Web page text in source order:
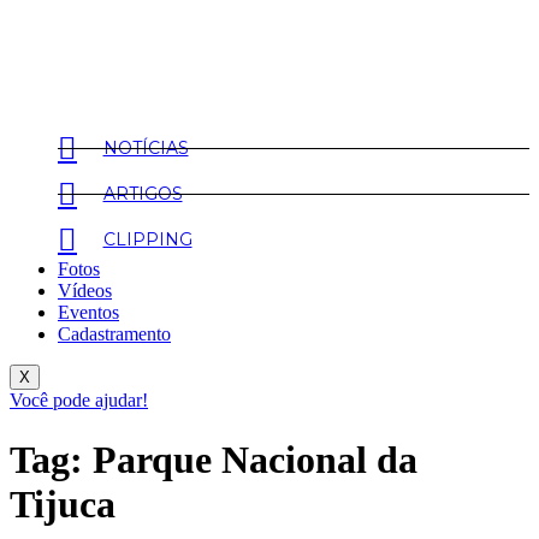
NOTÍCIAS
ARTIGOS
CLIPPING
Fotos
Vídeos
Eventos
Cadastramento
X
Você pode ajudar!
Tag: Parque Nacional da
Tijuca